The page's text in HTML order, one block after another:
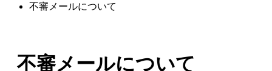
不審メールについて
不審メールについて